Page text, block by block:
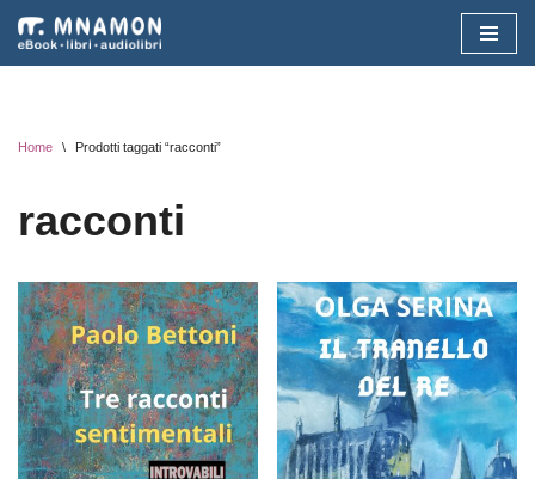
Vai
Home \ Prodotti taggati “racconti”
racconti